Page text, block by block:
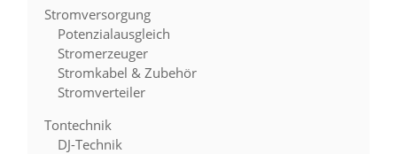
Stromversorgung
Potenzialausgleich
Stromerzeuger
Stromkabel & Zubehör
Stromverteiler
Tontechnik
DJ-Technik